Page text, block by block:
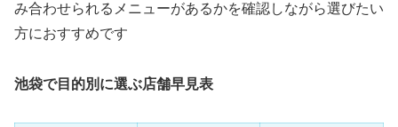
み合わせられるメニューがあるかを確認しながら選びたい
方におすすめです
池袋で目的別に選ぶ店舗早見表